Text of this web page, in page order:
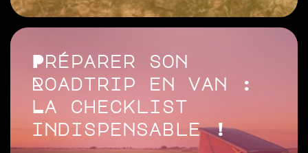
Préparer son
Roadtrip en van :
La checklist
indispensable !